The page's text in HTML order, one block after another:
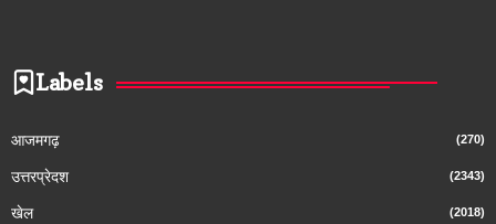
Labels
आजमगढ़ (270)
उत्तरप्रेदश (2343)
खेल (2018)